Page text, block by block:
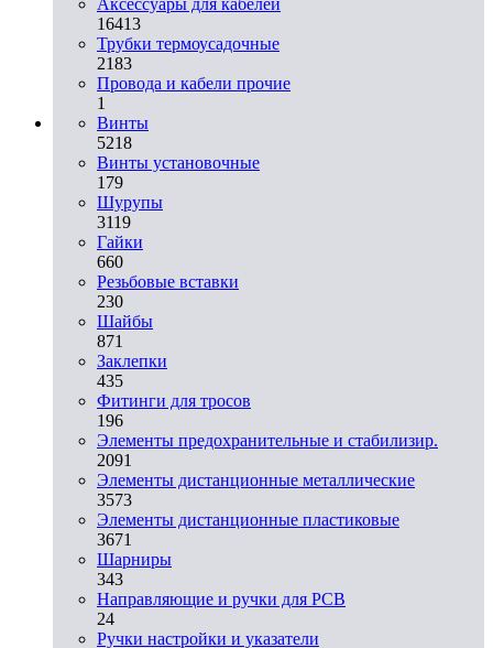
16413
Трубки термоусадочные
2183
Провода и кабели прочие
1
Винты
5218
Винты установочные
179
Шурупы
3119
Гайки
660
Резьбовые вставки
230
Шайбы
871
Заклепки
435
Фитинги для тросов
196
Элементы предохранительные и стабилизир.
2091
Элементы дистанционные металлические
3573
Элементы дистанционные пластиковые
3671
Шарниры
343
Направляющие и ручки для PCB
24
Ручки настройки и указатели